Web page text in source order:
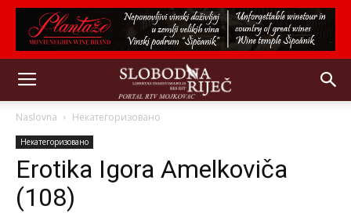
Naslovna Некатегоризовано
Некатегоризовано
Erotika Igora Amelkoviča
(108)